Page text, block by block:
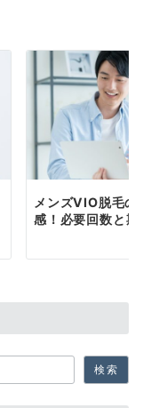
メンズVIO脱毛の
感！必要回数と
検索